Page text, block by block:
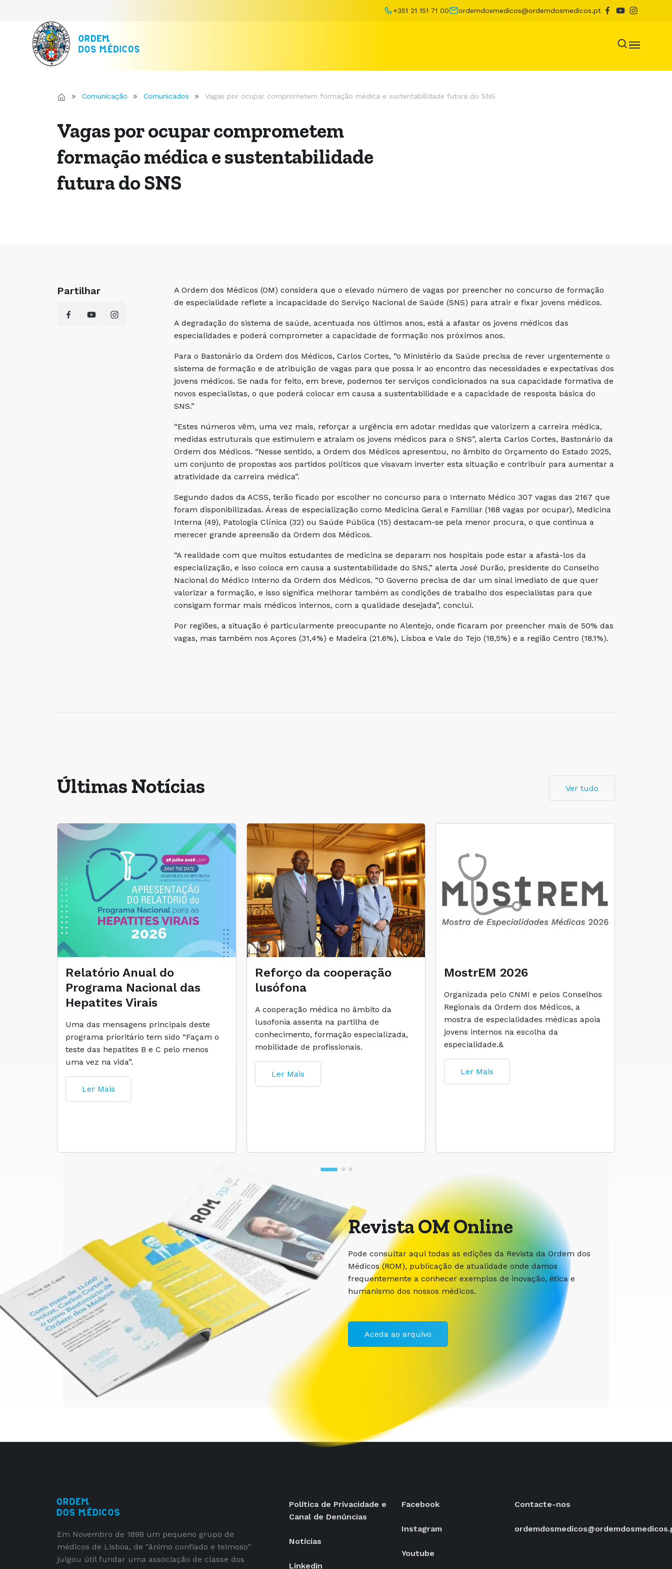
+351 21 151 71 00 ordemdosmedicos@ordemdosmedicos.pt
Comunicação Comunicados Vagas por ocupar comprometem formação médica e sustentabilidade futura do SNS
Vagas por ocupar comprometem
formação médica e sustentabilidade
futura do SNS
Partilhar
A Ordem dos Médicos (OM) considera que o elevado número de vagas por preencher no concurso de formação
de especialidade reflete a incapacidade do Serviço Nacional de Saúde (SNS) para atrair e fixar jovens médicos.
A degradação do sistema de saúde, acentuada nos últimos anos, está a afastar os jovens médicos das
especialidades e poderá comprometer a capacidade de formação nos próximos anos.
Para o Bastonário da Ordem dos Médicos, Carlos Cortes, “o Ministério da Saúde precisa de rever urgentemente o
sistema de formação e de atribuição de vagas para que possa ir ao encontro das necessidades e expectativas dos
jovens médicos. Se nada for feito, em breve, podemos ter serviços condicionados na sua capacidade formativa de
novos especialistas, o que poderá colocar em causa a sustentabilidade e a capacidade de resposta básica do
SNS.”
“Estes números vêm, uma vez mais, reforçar a urgência em adotar medidas que valorizem a carreira médica,
medidas estruturais que estimulem e atraiam os jovens médicos para o SNS”, alerta Carlos Cortes, Bastonário da
Ordem dos Médicos. “Nesse sentido, a Ordem dos Médicos apresentou, no âmbito do Orçamento do Estado 2025,
um conjunto de propostas aos partidos políticos que visavam inverter esta situação e contribuir para aumentar a
atratividade da carreira médica”.
Segundo dados da ACSS, terão ficado por escolher no concurso para o Internato Médico 307 vagas das 2167 que
foram disponibilizadas. Áreas de especialização como Medicina Geral e Familiar (168 vagas por ocupar), Medicina
Interna (49), Patologia Clínica (32) ou Saúde Pública (15) destacam-se pela menor procura, o que continua a
merecer grande apreensão da Ordem dos Médicos.
“A realidade com que muitos estudantes de medicina se deparam nos hospitais pode estar a afastá-los da
especialização, e isso coloca em causa a sustentabilidade do SNS,” alerta José Durão, presidente do Conselho
Nacional do Médico Interno da Ordem dos Médicos. “O Governo precisa de dar um sinal imediato de que quer
valorizar a formação, e isso significa melhorar também as condições de trabalho dos especialistas para que
consigam formar mais médicos internos, com a qualidade desejada”, conclui.
Por regiões, a situação é particularmente preocupante no Alentejo, onde ficaram por preencher mais de 50% das
vagas, mas também nos Açores (31,4%) e Madeira (21.6%), Lisboa e Vale do Tejo (18,5%) e a região Centro (18.1%).
Últimas Notícias Ver tudo
Relatório Anual do
Programa Nacional das
Hepatites Virais
Uma das mensagens principais deste
programa prioritário tem sido “Façam o
teste das hepatites B e C pelo menos
uma vez na vida”.
Ler Mais
Reforço da cooperação
lusófona
A cooperação médica no âmbito da
lusofonia assenta na partilha de
conhecimento, formação especializada,
mobilidade de profissionais.
Ler Mais
MostrEM 2026
Organizada pelo CNMI e pelos Conselhos
Regionais da Ordem dos Médicos, a
mostra de especialidades médicas apoia
jovens internos na escolha da
especialidade.&
Ler Mais
Revista OM Online
Pode consultar aqui todas as edições da Revista da Ordem dos
Médicos (ROM), publicação de atualidade onde damos
frequentemente a conhecer exemplos de inovação, ética e
humanismo dos nossos médicos.
Aceda ao arquivo
Em Novembro de 1898 um pequeno grupo de
médicos de Lisboa, de "ânimo confiado e teimoso"
julgou útil fundar uma associação de classe dos
Política de Privacidade e
Canal de Denúncias
Notícias
Linkedin
Facebook
Instagram
Youtube
Contacte-nos